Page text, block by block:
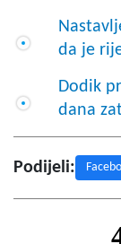
da je
Dodik
dana
Podijeli: